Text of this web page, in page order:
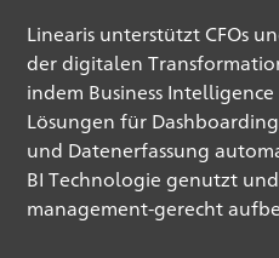
Linearis unterstützt CFOs
der digitalen
indem Business
Lösungen für
und Datenerfassung
BI Technologie genutzt
management-gerecht